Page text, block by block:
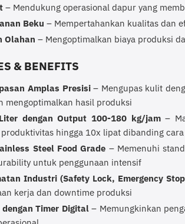
– Mendukung operasional dapur yang
Beku – Mempertahankan kualitas dan
Olahan – Mengoptimalkan biaya produksi
& BENEFITS
Amplas Presisi– Mengupas kulit
mengoptimalkan hasil produksi
dengan Output 100-180 kg/jam–
hingga 10x lipat dibanding
Steel Food Grade – Memenuhi
untuk penggunaan intensif
Industri (Safety Lock, Emergency
kerja dan downtime produksi
Timer Digital– Memungkinkan